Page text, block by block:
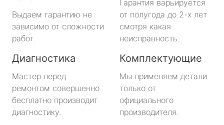
Выдаем гарантию не
зависимо от сложности
работ.
Гарантия варьируется
от полугода до 2-х лет
смотря какая
неисправность.
Диагностика
Мастер перед
ремонтом совершенно
бесплатно производит
диагностику.
Комплектующие
Мы применяем детали
только от
официального
производителя.